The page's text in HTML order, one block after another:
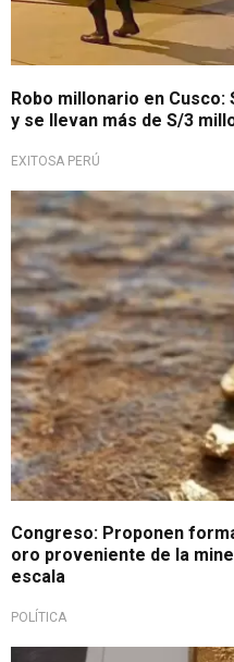
Robo millonario en
y se llevan más de S/3
EXITOSA PERÚ
REINFO vence en diciembre
Congreso: Proponen
oro proveniente de la
escala
POLÍTICA